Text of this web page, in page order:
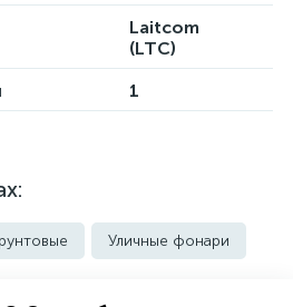
Laitcom
(LTC)
1
Уличные фонари